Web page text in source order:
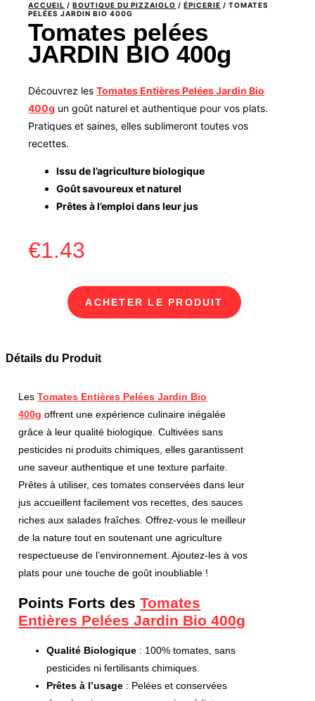
ACCUEIL /BOUTIQUE DU PIZZAIOLO /ÉPICERIE / TOMATES
PELÉES JARDIN BIO 400G
Tomates pelées
JARDIN BIO 400g
Découvrez lesTomates Entières Pelées Jardin Bio
400g un goût naturel et authentique pour vos plats.
Pratiques et saines, elles sublimeront toutes vos
recettes.
Issu de l’agriculture biologique
Goût savoureux et naturel
Prêtes à l’emploi dans leur jus
€1.43
ACHETER LE PRODUIT
Détails du Produit
LesTomates Entières Pelées Jardin Bio
400g offrent une expérience culinaire inégalée
grâce à leur qualité biologique. Cultivées sans
pesticides ni produits chimiques, elles garantissent
une saveur authentique et une texture parfaite.
Prêtes à utiliser, ces tomates conservées dans leur
jus accueillent facilement vos recettes, des sauces
riches aux salades fraîches. Offrez-vous le meilleur
de la nature tout en soutenant une agriculture
respectueuse de l’environnement. Ajoutez-les à vos
plats pour une touche de goût inoubliable !
Points Forts desTomates
Entières Pelées Jardin Bio 400g
Qualité Biologique : 100% tomates, sans
pesticides ni fertilisants chimiques.
Prêtes à l’usage : Pelées et conservées